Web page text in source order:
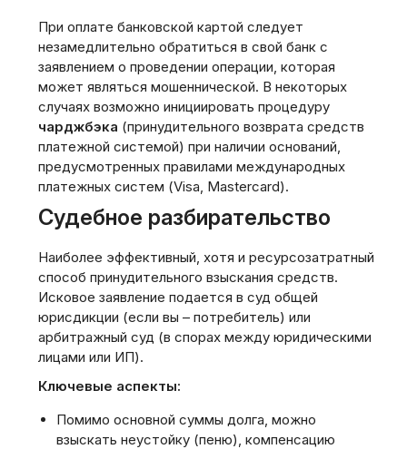
При оплате банковской картой следует
незамедлительно обратиться в свой банк с
заявлением о проведении операции, которая
может являться мошеннической. В некоторых
случаях возможно инициировать процедуру
чарджбэка (принудительного возврата средств
платежной системой) при наличии оснований,
предусмотренных правилами международных
платежных систем (Visa, Mastercard).
Судебное разбирательство
Наиболее эффективный, хотя и ресурсозатратный
способ принудительного взыскания средств.
Исковое заявление подается в суд общей
юрисдикции (если вы – потребитель) или
арбитражный суд (в спорах между юридическими
лицами или ИП).
Ключевые аспекты:
Помимо основной суммы долга, можно
взыскать неустойку (пеню), компенсацию